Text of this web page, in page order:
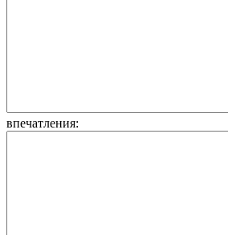
впечатления: